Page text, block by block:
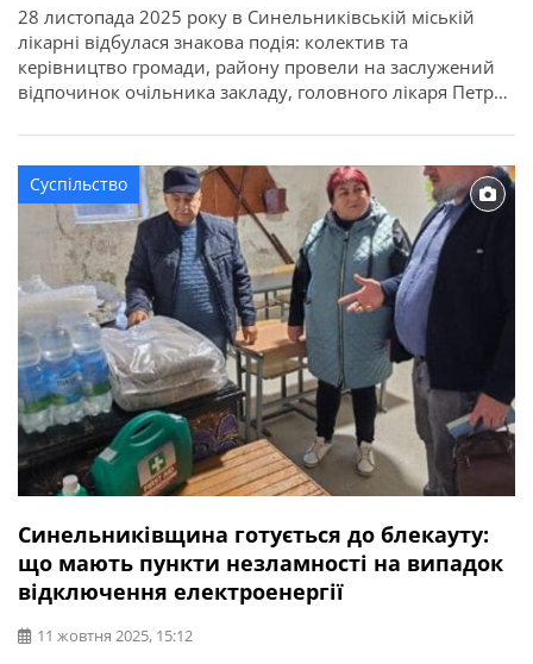
28 листопада 2025 року в Синельниківській міській
лікарні відбулася знакова подія: колектив та
керівництво громади, району провели на заслужений
відпочинок очільника закладу, головного лікаря Петра
Черевкову. Про це повідомляє Синельниківська міська
рада. Слова щирої подяки та глибокої шани на адресу
Петра Довганя лунали від міського голови Дмитра
Зражевського, […]
Суспільство
Синельниківщина готується до блекауту:
що мають пункти незламності на випадок
відключення електроенергії
11 жовтня 2025, 15:12